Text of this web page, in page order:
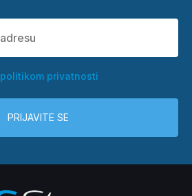
politikom privatnosti
PRIJAVITE SE